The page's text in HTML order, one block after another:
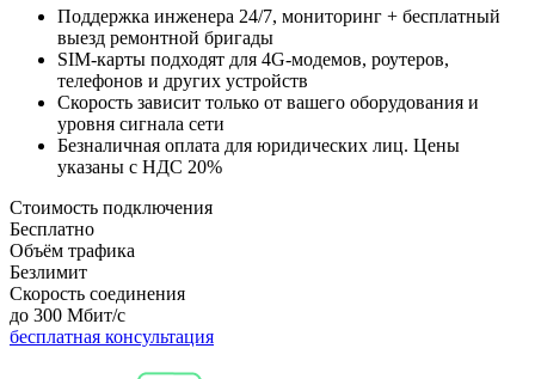
Поддержка инженера 24/7, мониторинг + бесплатный
выезд ремонтной бригады
SIM-карты подходят для 4G-модемов, роутеров,
телефонов и других устройств
Скорость зависит только от вашего оборудования и
уровня сигнала сети
Безналичная оплата для юридических лиц. Цены
указаны с НДС 20%
Стоимость подключения
Бесплатно
Объём трафика
Безлимит
Скорость соединения
до 300 Мбит/с
бесплатная консультация